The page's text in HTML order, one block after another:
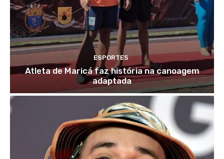
ESPORTES
Atleta de Maricá faz história na canoagem
adaptada